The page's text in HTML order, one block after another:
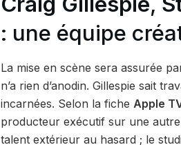
: une équipe
La mise en scène sera assurée
n’a rien d’anodin. Gillespie sait
incarnées. Selon la fiche Apple
producteur exécutif sur une
talent extérieur au hasard ; le